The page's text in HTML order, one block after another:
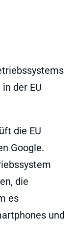
der EU
die EU
Google.
die
es
und